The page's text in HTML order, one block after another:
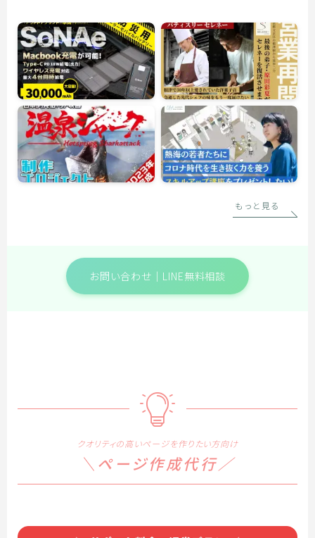
もっと見る
お問い合わせ｜LINE無料相談
クオリティの高いページを作りたい方向け
＼ページ作成代行／